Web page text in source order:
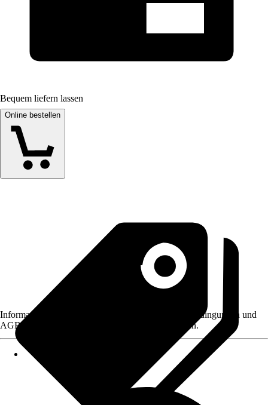
Bequem liefern lassen
Online bestellen
Informationen des Verkäufers, wie z. B. Rückgabebedingungen und
AGB, finden Sie bei Klick auf den Verkäufernamen.